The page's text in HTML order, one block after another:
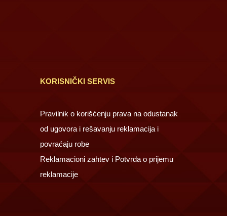
KORISNIČKI SERVIS
Pravilnik o korišćenju prava na odustanak
od ugovora i rešavanju reklamacija i
povraćaju robe
Reklamacioni zahtev i Potvrda o prijemu
reklamacije